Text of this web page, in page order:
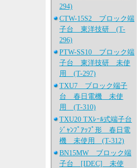
294)
CTW-15S2 ブロック端
子台 東洋技研 (T-
296)
PTW-SS10 ブロック端
子台 東洋技研 未使
用 (T-297)
TXU7 ブロック端子
台 春日電機 未使
用 (T-310)
TXU20 TXﾚｰﾙ式端子台
ｼﾞｬﾝﾌﾟｱｯﾌﾟ形 春日電
機 未使用 (T-312)
BN15MW ブロック端
子台 [IDEC] 未使